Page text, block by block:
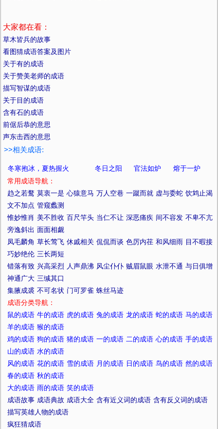
大家都在看：
草木皆兵的故事
看图猜成语答案及图片
关于有的成语
关于赞美老师的成语
描写智谋的成语
关于目的成语
含有石的成语
前倨后恭的意思
声东击西的意思
>>相关成语:
冬寒抱冰，夏热握火 冬日之阳 官法如炉
熔于一炉
常用成语导航：
趋之若鹜 莫衷一是 心猿意马 万人空巷 一蹴而就 虚与委蛇 饮鸩止渴
文不加点 管窥蠡测
惟妙惟肖 美不胜收 百尺竿头 当仁不让 深恶痛疾 间不容发 不卑不亢
旁逸斜出 面面相觑
凤毛麟角 草长莺飞 休戚相关 侃侃而谈 色厉内荏 和风细雨 目不暇接
巧妙绝伦 三长两短
错落有致 兴高采烈 人声鼎沸 风尘仆仆 贼眉鼠眼 水泄不通 与日俱增
神通广大 三缄其口
集腋成裘 不可名状 门可罗雀 蛛丝马迹
成语分类导航：
鼠的成语 牛的成语 虎的成语 兔的成语 龙的成语 蛇的成语 马的成语
羊的成语 猴的成语
鸡的成语 狗的成语 猪的成语 一的成语 二的成语 心的成语 手的成语
山的成语 水的成语
风的成语 花的成语 雪的成语 月的成语 日的成语 鸟的成语 然的成语
春的成语 秋的成语
大的成语 雨的成语 笑的成语
成语故事 成语典故 成语大全 含有近义词的成语 含有反义词的成语
描写英雄人物的成语
疯狂猜成语